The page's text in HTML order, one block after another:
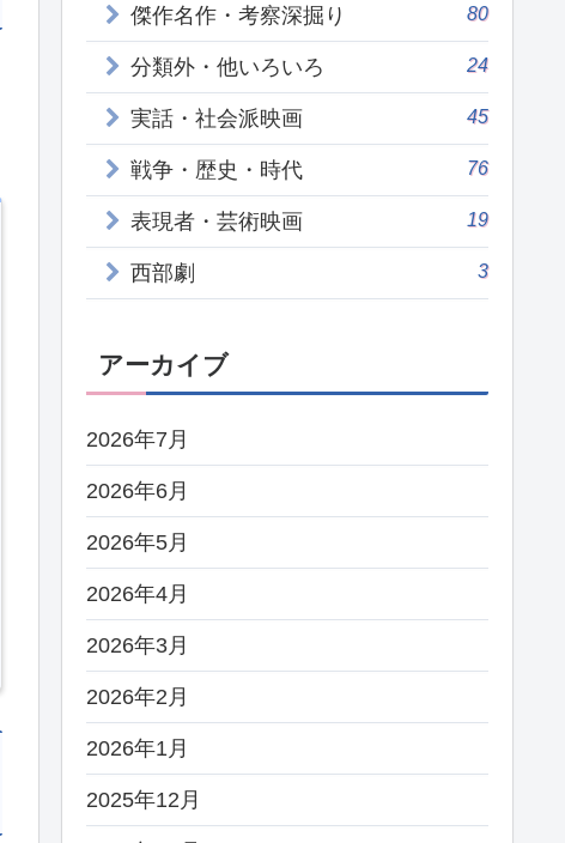
傑作名作・考察深掘り 80
分類外・他いろいろ 24
実話・社会派映画 45
戦争・歴史・時代 76
表現者・芸術映画 19
西部劇 3
アーカイブ
2026年7月
2026年6月
2026年5月
2026年4月
2026年3月
2026年2月
2026年1月
2025年12月